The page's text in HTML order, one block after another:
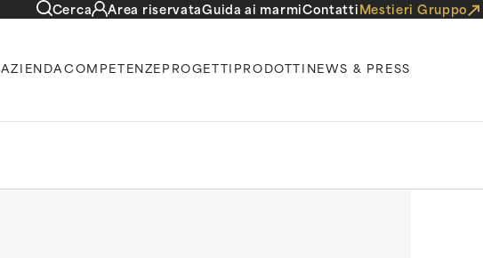
Cerca Area riservataGuida ai marmiContattiMestieri Gruppo
AZIENDACOMPETENZEPROGETTIPRODOTTINEWS & PRESS